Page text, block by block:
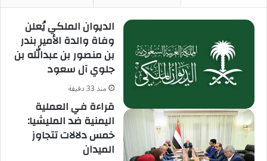
الديوان الملكي يُعلن
وفاة والدة الأمير بندر
بن منصور بن عبدالله بن
جلوي آل سعود
منذ 33 دقيقة
قراءة في العملية
اليمنية ضد المليشيا:
خمس دلالات تتجاوز
الميدان